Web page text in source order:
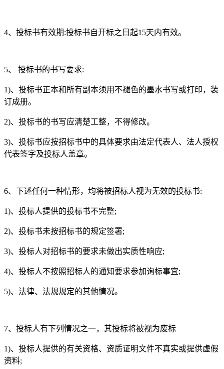
4、投标书有效期:投标书自开标之日起15天内有效。
5、 投标书的书写要求:
1)、投标书正本和所有副本须用不褪色的墨水书写或打印，装
订成册。
2)、投标书的书写应清楚工整，不得修改。
3)、投标书应按招标书中的具体要求由法定代表人、法人授权
代表签字及投标人盖章。
6、下述任何一种情形，均将被招标人视为无效的投标书:
1)、投标人提供的投标书不完整;
2)、投标书未按招标书的规定签署;
3)、投标人对招标书的要求未做出实质性响应;
4)、投标人不按照招标人的通知要求参加询标事宜;
5)、法律、法规规定的其他情况。
7、投标人有下列情况之一，其投标将被视为废标
1)、投标人提供的有关资格、资质证明文件不真实或提供虚假
资料;